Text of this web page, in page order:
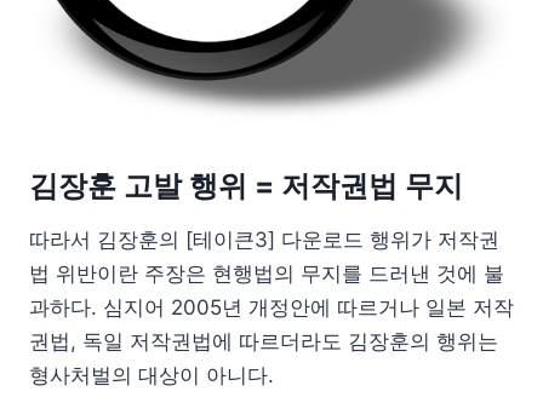
김장훈 고발 행위 = 저작권법 무지
따라서 김장훈의 [테이큰3] 다운로드 행위가 저작권
법 위반이란 주장은 현행법의 무지를 드러낸 것에 불
과하다. 심지어 2005년 개정안에 따르거나 일본 저작
권법, 독일 저작권법에 따르더라도 김장훈의 행위는
형사처벌의 대상이 아니다.